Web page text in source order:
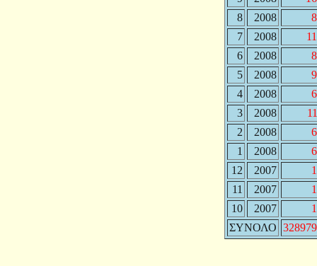
8
2008
7
2008
6
2008
5
2008
4
2008
3
2008
2
2008
1
2008
12
2007
11
2007
10
2007
ΣΥΝΟΛΟ